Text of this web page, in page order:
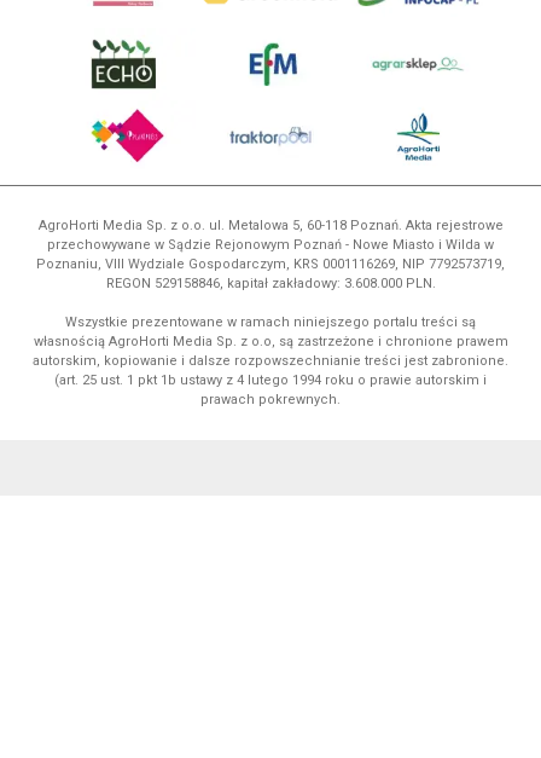
AgroHorti Media Sp. z o.o. ul. Metalowa 5, 60-118 Poznań. Akta rejestrowe
przechowywane w Sądzie Rejonowym Poznań - Nowe Miasto i Wilda w
Poznaniu, VIII Wydziale Gospodarczym, KRS 0001116269, NIP 7792573719,
REGON 529158846, kapitał zakładowy: 3.608.000 PLN.
Wszystkie prezentowane w ramach niniejszego portalu treści są
własnością AgroHorti Media Sp. z o.o, są zastrzeżone i chronione prawem
autorskim, kopiowanie i dalsze rozpowszechnianie treści jest zabronione.
(art. 25 ust. 1 pkt 1b ustawy z 4 lutego 1994 roku o prawie autorskim i
prawach pokrewnych.